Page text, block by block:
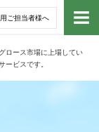
ご担当者様へ
ロース市場に上場してい
ービスです。
トッ